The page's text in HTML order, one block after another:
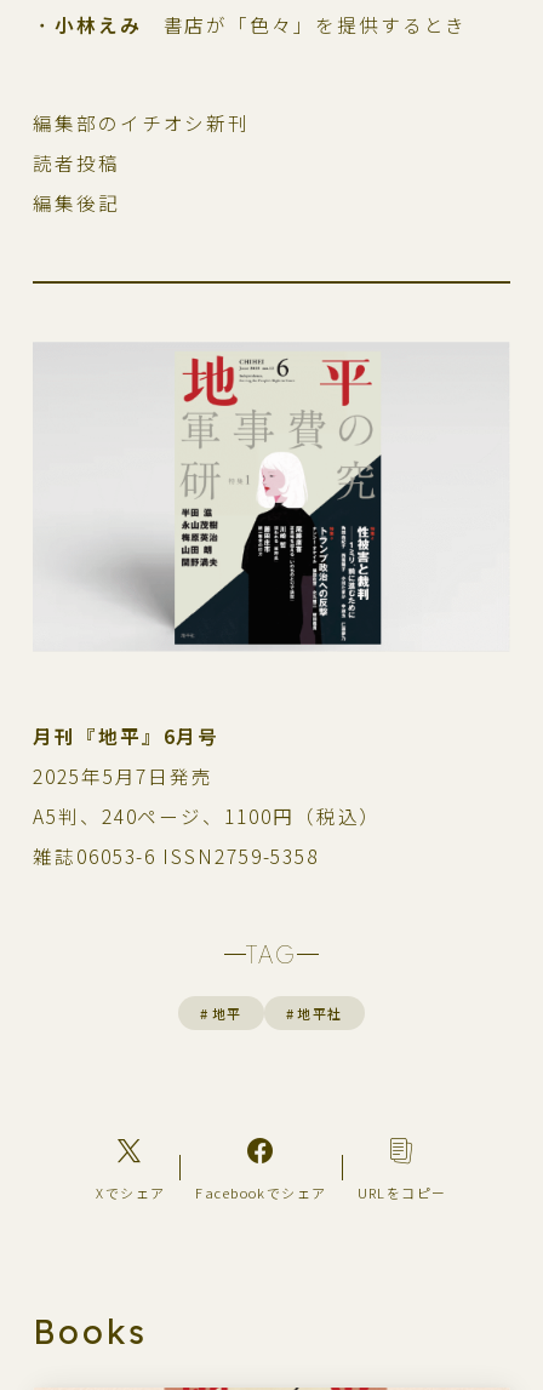
・ 小林えみ 書店が「色々」を提供するとき
編集部のイチオシ新刊
読者投稿
編集後記
月刊『地平』6月号
2025年5月7日発売
A5判、240ページ、1100円（税込）
雑誌06053-6 ISSN2759-5358
TAG
# 地平 # 地平社
Xでシェア Facebookでシェア URLをコピー
Books